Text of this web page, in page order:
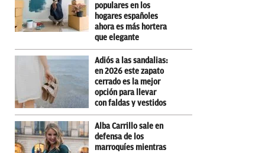
populares en los
hogares españoles
ahora es más hortera
que elegante
Adiós a las sandalias:
en 2026 este zapato
cerrado es la mejor
opción para llevar
con faldas y vestidos
Alba Carrillo sale en
defensa de los
marroquíes mientras